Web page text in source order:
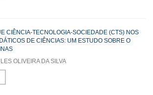
CIÊNCIA-TECNOLOGIA-SOCIEDADE (CTS) NOS
DE CIÊNCIAS: UM ESTUDO SOBRE O
OLIVEIRA DA SILVA